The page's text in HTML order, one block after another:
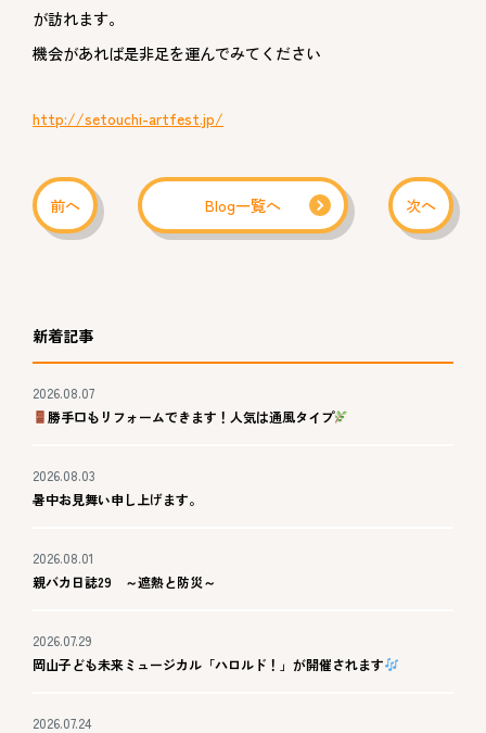
が訪れます。
機会があれば是非足を運んでみてください
http://setouchi-artfest.jp/
前へ 次へ
Blog一覧へ
新着記事
2026.08.07
勝手口もリフォームできます！人気は通風タイプ
2026.08.03
暑中お見舞い申し上げます。
2026.08.01
親バカ日誌29 ～遮熱と防災～
2026.07.29
岡山子ども未来ミュージカル「ハロルド！」が開催されます
2026.07.24